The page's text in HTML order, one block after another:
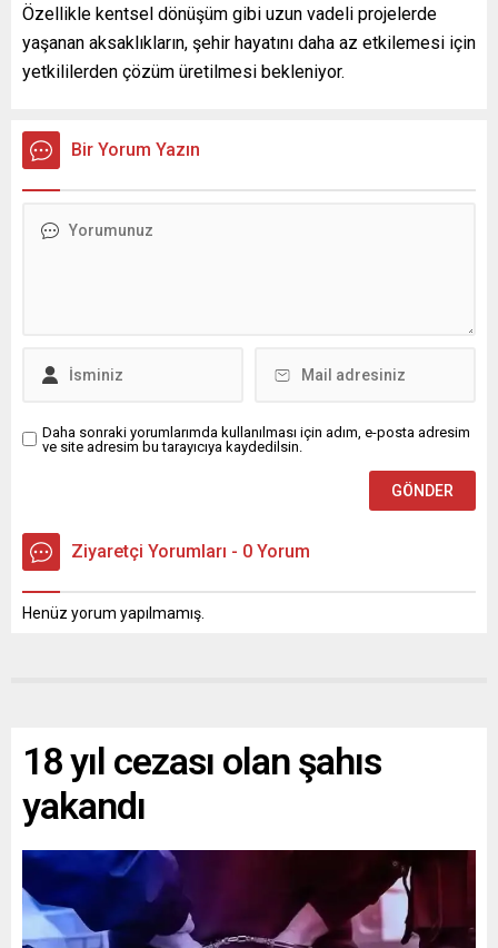
Özellikle kentsel dönüşüm gibi uzun vadeli projelerde
yaşanan aksaklıkların, şehir hayatını daha az etkilemesi için
yetkililerden çözüm üretilmesi bekleniyor.
Bir Yorum Yazın
Daha sonraki yorumlarımda kullanılması için adım, e-posta adresim
ve site adresim bu tarayıcıya kaydedilsin.
Ziyaretçi Yorumları - 0 Yorum
Henüz yorum yapılmamış.
18 yıl cezası olan şahıs
yakandı